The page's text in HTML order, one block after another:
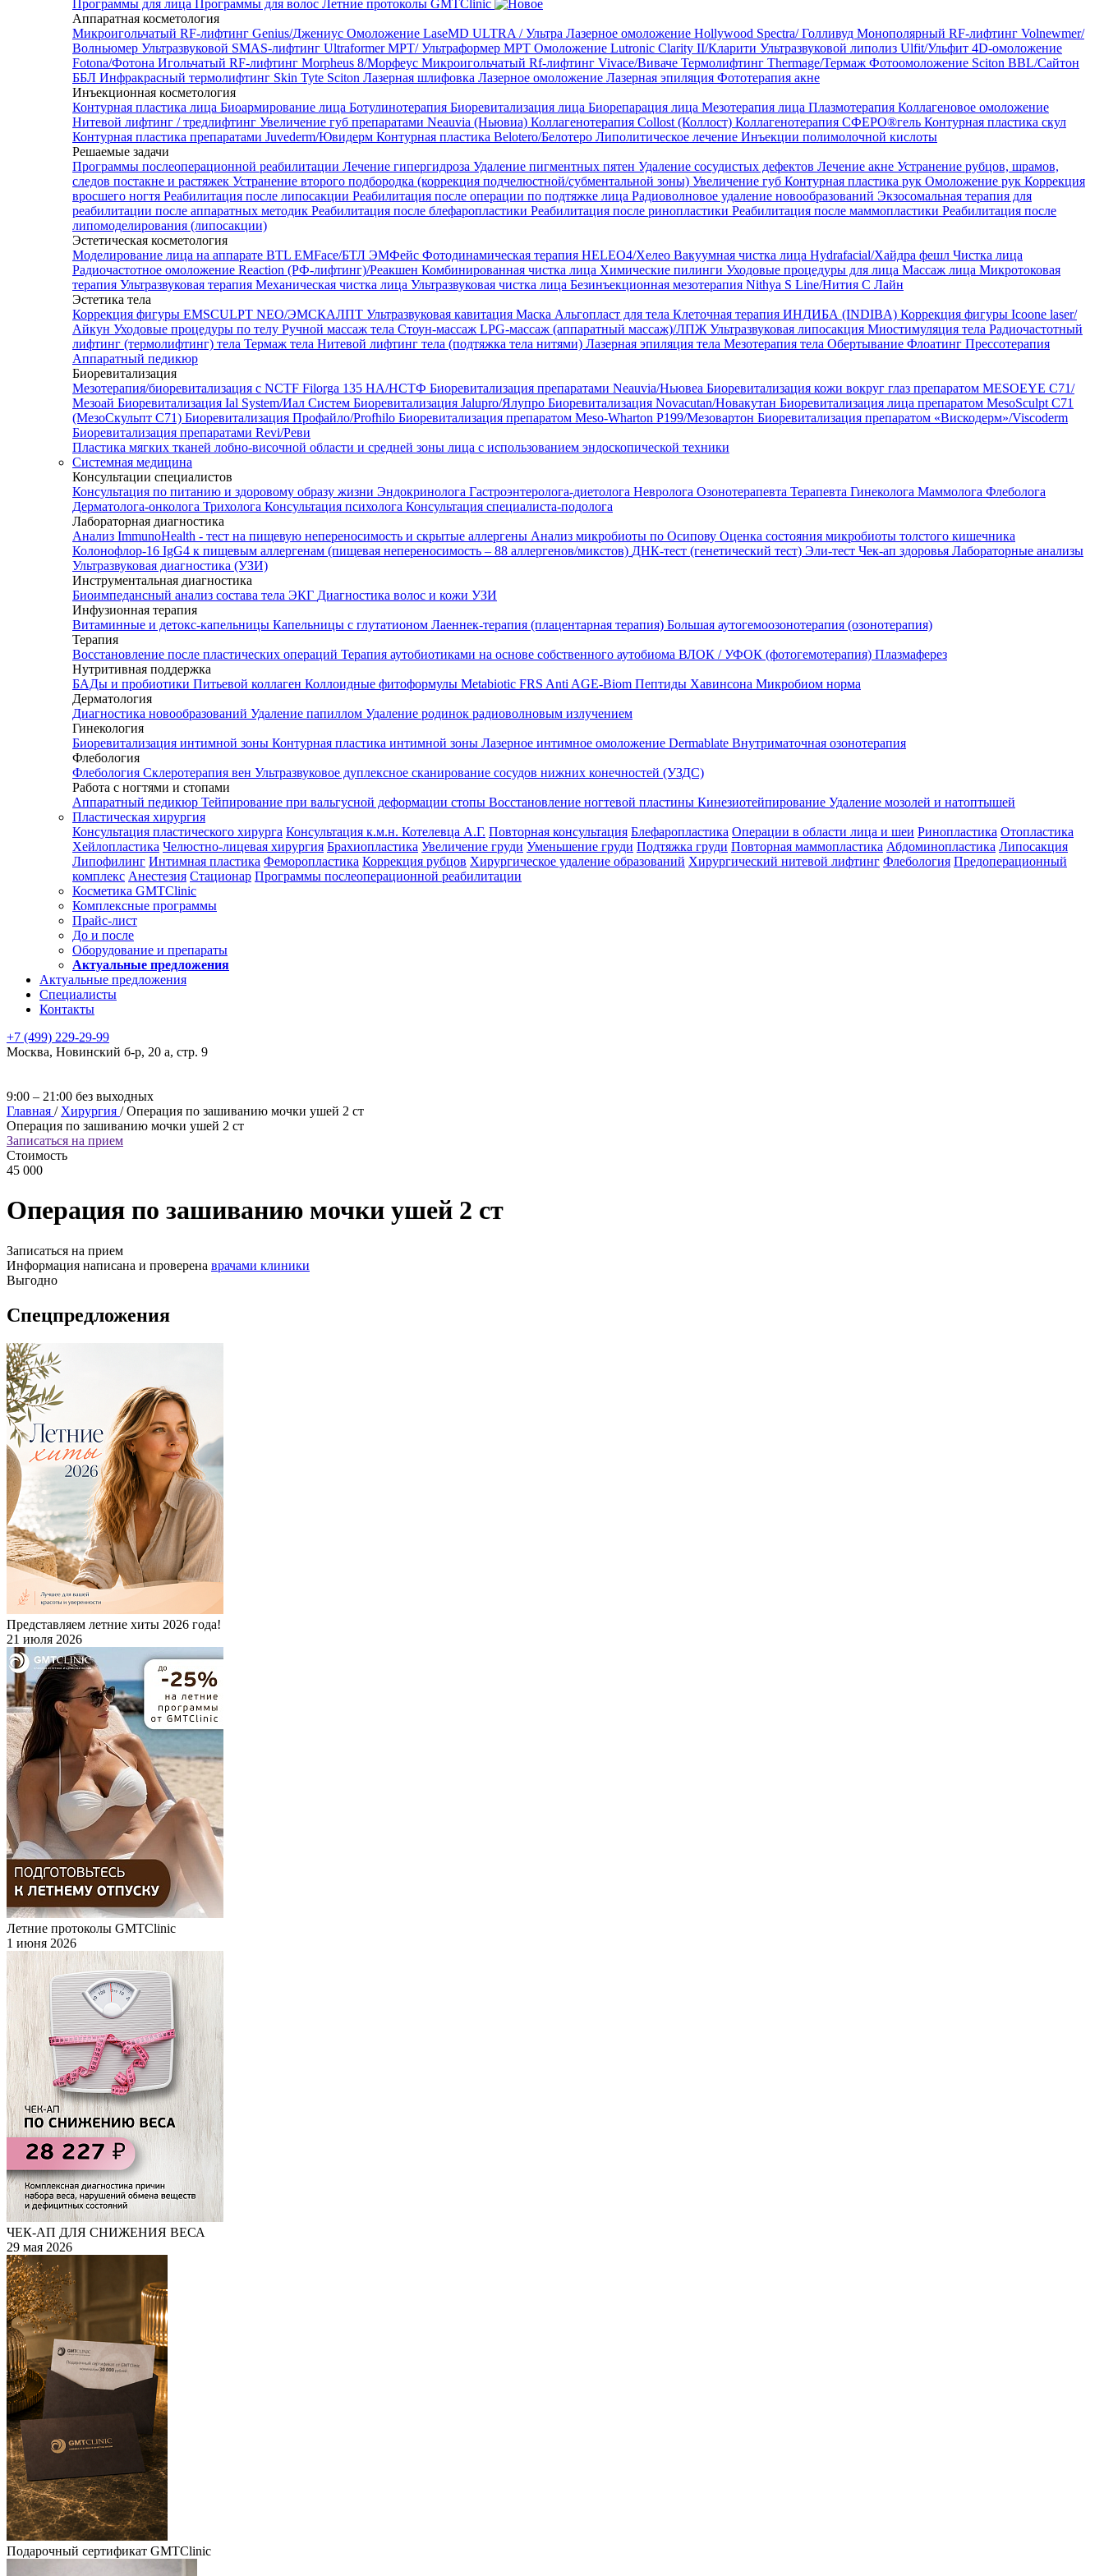
Программы для лица Программы для волос Летние протоколы GMTClinic
Аппаратная косметология
Микроигольчатый RF-лифтинг Genius/Джениус Омоложение LaseMD ULTRA / Ультра Лазерное омоложение Hollywood Spectra/ Голливуд Монополярный RF-лифтинг Volnewmer/
Волньюмер Ультразвуковой SMAS-лифтинг Ultraformer MPT/ Ультраформер MPT Омоложение Lutronic Clarity II/Кларити Ультразвуковой липолиз Ulfit/Ульфит 4D-омоложение
Fotona/Фотона Игольчатый RF-лифтинг Morpheus 8/Морфеус Микроигольчатый Rf-лифтинг Vivace/Виваче Термолифтинг Thermage/Термаж Фотоомоложение Sciton BBL/Сайтон
ББЛ Инфракрасный термолифтинг Skin Tyte Sciton Лазерная шлифовка Лазерное омоложение Лазерная эпиляция Фототерапия акне
Инъекционная косметология
Контурная пластика лица Биоармирование лица Ботулинотерапия Биоревитализация лица Биорепарация лица Мезотерапия лица Плазмотерапия Коллагеновое омоложение
Нитевой лифтинг / тредлифтинг Увеличение губ препаратами Neauvia (Ньювиа) Коллагенотерапия Collost (Коллост) Коллагенотерапия СФЕРО®гель Контурная пластика скул
Контурная пластика препаратами Juvederm/Ювидерм Контурная пластика Belotero/Белотеро Липолитическое лечение Инъекции полимолочной кислоты
Решаемые задачи
Программы послеоперационной реабилитации Лечение гипергидроза Удаление пигментных пятен Удаление сосудистых дефектов Лечение акне Устранение рубцов, шрамов,
следов постакне и растяжек Устранение второго подбородка (коррекция подчелюстной/субментальной зоны) Увеличение губ Контурная пластика рук Омоложение рук Коррекция
вросшего ногтя Реабилитация после липосакции Реабилитация после операции по подтяжке лица Радиоволновое удаление новообразований Экзосомальная терапия для
реабилитации после аппаратных методик Реабилитация после блефаропластики Реабилитация после ринопластики Реабилитация после маммопластики Реабилитация после
липомоделирования (липосакции)
Эстетическая косметология
Моделирование лица на аппарате BTL EMFace/БТЛ ЭМФейс Фотодинамическая терапия HELEO4/Хелео Вакуумная чистка лица Hydrafacial/Хайдра фешл Чистка лица
Радиочастотное омоложение Reaction (РФ-лифтинг)/Реакшен Комбинированная чистка лица Химические пилинги Уходовые процедуры для лица Массаж лица Микротоковая
терапия Ультразвуковая терапия Механическая чистка лица Ультразвуковая чистка лица Безинъекционная мезотерапия Nithya S Line/Нития С Лайн
Эстетика тела
Коррекция фигуры EMSCULPT NEO/ЭМСКАЛПТ Ультразвуковая кавитация Маска Альгопласт для тела Клеточная терапия ИНДИБА (INDIBA) Коррекция фигуры Icoone laser/
Айкун Уходовые процедуры по телу Ручной массаж тела Стоун-массаж LPG-массаж (аппаратный массаж)/ЛПЖ Ультразвуковая липосакция Миостимуляция тела Радиочастотный
лифтинг (термолифтинг) тела Термаж тела Нитевой лифтинг тела (подтяжка тела нитями) Лазерная эпиляция тела Мезотерапия тела Обертывание Флоатинг Прессотерапия
Аппаратный педикюр
Биоревитализация
Мезотерапия/биоревитализация с NCTF Filorga 135 HA/НСТФ Биоревитализация препаратами Neauvia/Ньювеа Биоревитализация кожи вокруг глаз препаратом MESOEYE C71/
Мезоай Биоревитализация Ial System/Иал Систем Биоревитализация Jalupro/Ялупро Биоревитализация Novacutan/Новакутан Биоревитализация лица препаратом MesoSculpt C71
(МезоСкульпт С71) Биоревитализация Профайло/Profhilo Биоревитализация препаратом Meso-Wharton P199/Мезовартон Биоревитализация препаратом «Вискодерм»/Viscoderm
Биоревитализация препаратами Revi/Реви
Пластика мягких тканей лобно-височной области и средней зоны лица с использованием эндоскопической техники
Системная медицина
Консультации специалистов
Консультация по питанию и здоровому образу жизни Эндокринолога Гастроэнтеролога-диетолога Невролога Озонотерапевта Терапевта Гинеколога Маммолога Флеболога
Дерматолога-онколога Трихолога Консультация психолога Консультация специалиста-подолога
Лабораторная диагностика
Анализ ImmunoHealth - тест на пищевую непереносимость и скрытые аллергены Анализ микробиоты по Осипову Оценка состояния микробиоты толстого кишечника
Колонофлор-16 IgG4 к пищевым аллергенам (пищевая непереносимость – 88 аллергенов/микстов) ДНК-тест (генетический тест) Эли-тест Чек-ап здоровья Лабораторные анализы
Ультразвуковая диагностика (УЗИ)
Инструментальная диагностика
Биоимпедансный анализ состава тела ЭКГ Диагностика волос и кожи УЗИ
Инфузионная терапия
Витаминные и детокс-капельницы Капельницы с глутатионом Лаеннек-терапия (плацентарная терапия) Большая аутогемоозонотерапия (озонотерапия)
Терапия
Восстановление после пластических операций Терапия аутобиотиками на основе собственного аутобиома ВЛОК / УФОК (фотогемотерапия) Плазмаферез
Нутритивная поддержка
БАДы и пробиотики Питьевой коллаген Коллоидные фитоформулы Metabiotic FRS Anti AGE-Biom Пептиды Хавинсона Микробиом норма
Дерматология
Диагностика новообразований Удаление папиллом Удаление родинок радиоволновым излучением
Гинекология
Биоревитализация интимной зоны Контурная пластика интимной зоны Лазерное интимное омоложение Dermablate Внутриматочная озонотерапия
Флебология
Флебология Склеротерапия вен Ультразвуковое дуплексное сканирование сосудов нижних конечностей (УЗДС)
Работа с ногтями и стопами
Аппаратный педикюр Тейпирование при вальгусной деформации стопы Восстановление ногтевой пластины Кинезиотейпирование Удаление мозолей и натоптышей
Пластическая хирургия
Консультация пластического хирурга Консультация к.м.н. Котелевца А.Г. Повторная консультация Блефаропластика Операции в области лица и шеи Ринопластика Отопластика
Хейлопластика Челюстно-лицевая хирургия Брахиопластика Увеличение груди Уменьшение груди Подтяжка груди Повторная маммопластика Абдоминопластика Липосакция
Липофилинг Интимная пластика Феморопластика Коррекция рубцов Хирургическое удаление образований Хирургический нитевой лифтинг Флебология Предоперационный
комплекс Анестезия Стационар Программы послеоперационной реабилитации
Косметика GMTClinic
Комплексные программы
Прайс-лист
До и после
Оборудование и препараты
Актуальные предложения
Актуальные предложения
Специалисты
Контакты
+7 (499) 229-29-99
Москва, Новинский б-р, 20 а, стр. 9
9:00 – 21:00 без выходных
Главная / Хирургия /Операция по зашиванию мочки ушей 2 ст
Операция по зашиванию мочки ушей 2 ст
Записаться на прием
Стоимость
45 000
Операция по зашиванию мочки ушей 2 ст
Записаться на прием
Информация написана и проверена врачами клиники
Выгодно
Спецпредложения
Представляем летние хиты 2026 года!
21 июля 2026
Летние протоколы GMTClinic
1 июня 2026
ЧЕК-АП ДЛЯ СНИЖЕНИЯ ВЕСА
29 мая 2026
Подарочный сертификат GMTClinic